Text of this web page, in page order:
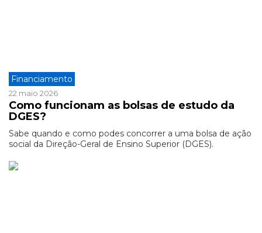
Financiamento
22 maio 2026
Como funcionam as bolsas de estudo da
DGES?
Sabe quando e como podes concorrer a uma bolsa de ação
social da Direção-Geral de Ensino Superior (DGES).